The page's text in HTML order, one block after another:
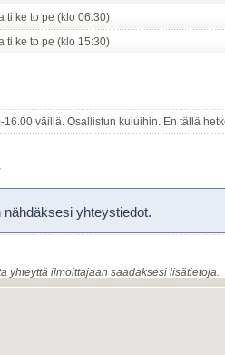
ti ke to pe (klo 06:30)
ti ke to pe (klo 15:30)
16.00 väillä. Osallistun kuluihin. En tällä
nähdäksesi yhteystiedot.
yhteyttä ilmoittajaan saadaksesi lisätietoja.